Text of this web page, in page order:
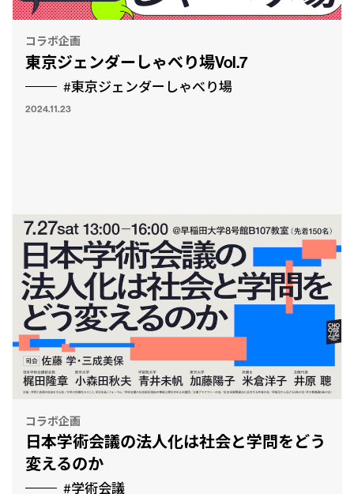
とも
コラボ企画
東京ジェンダーしゃべり場Vol.7
#東京ジェンダーしゃべり場
2024.11.23
コラボ企画
日本学術会議の法人化は社会と学問をどう
変えるのか
#学術会議